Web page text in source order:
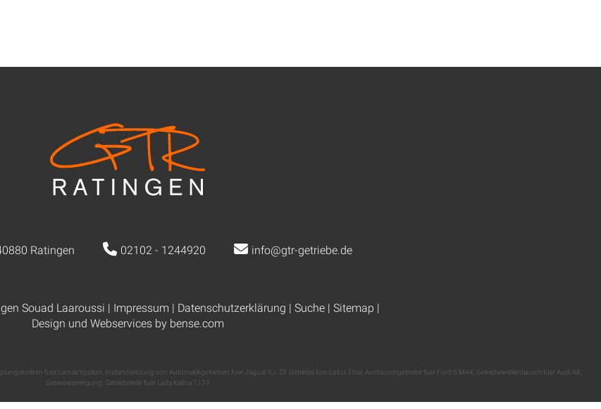
Ratingen 02102 - 1244920 info@gtr-getriebe.de
Souad Laaroussi | Impressum | Datenschutzerklärung | Suche| Sitemap |
Design und Webservices by bense.com
fuer Lancia Ypsilon Instandsetzung von Automatikgetrieben fuer Jaguar XJ ZF Getriebe fuer Lotus Elise Austauschgetriebe fuer Ford S MAX Getriebewellentausch fuer Audi A8
Getriebezerlegung Getriebeteile fuer Lada Kalina 1119